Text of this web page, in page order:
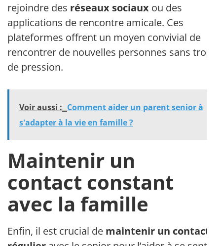
rejoindre des réseaux sociaux ou des
applications de rencontre amicale. Ces
plateformes offrent un moyen convivial de
rencontrer de nouvelles personnes sans trop
de pression.
Voir aussi : Comment aider un parent senior à
s'adapter à la vie en famille ?
Maintenir un
contact constant
avec la famille
Enfin, il est crucial de maintenir un contact